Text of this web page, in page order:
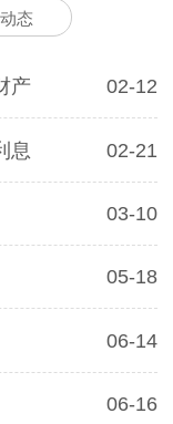
态
产 02-12
息 02-21
03-10
05-18
06-14
06-16